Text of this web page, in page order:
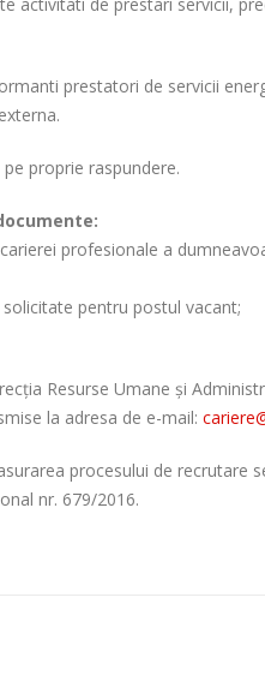
prestatori de servicii
proprie raspundere.
profesionale a
pentru postul vacant;
Resurse Umane și
la adresa de e-mail:
procesului de recrutare
nr. 679/2016.